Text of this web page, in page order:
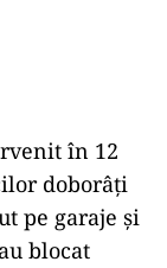
în 12
doborâți
pe garaje și
blocat